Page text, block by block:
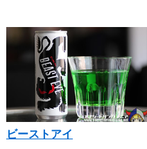
ビーストアイ